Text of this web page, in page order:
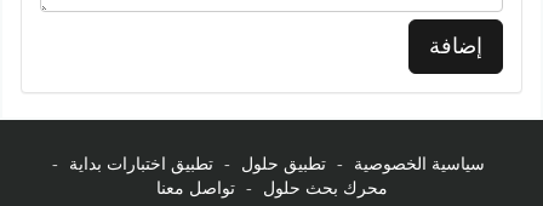
إضافة
سياسية الخصوصية - تطبيق حلول - تطبيق اختبارات بداية
-
محرك بحث حلول
- تواصل معنا